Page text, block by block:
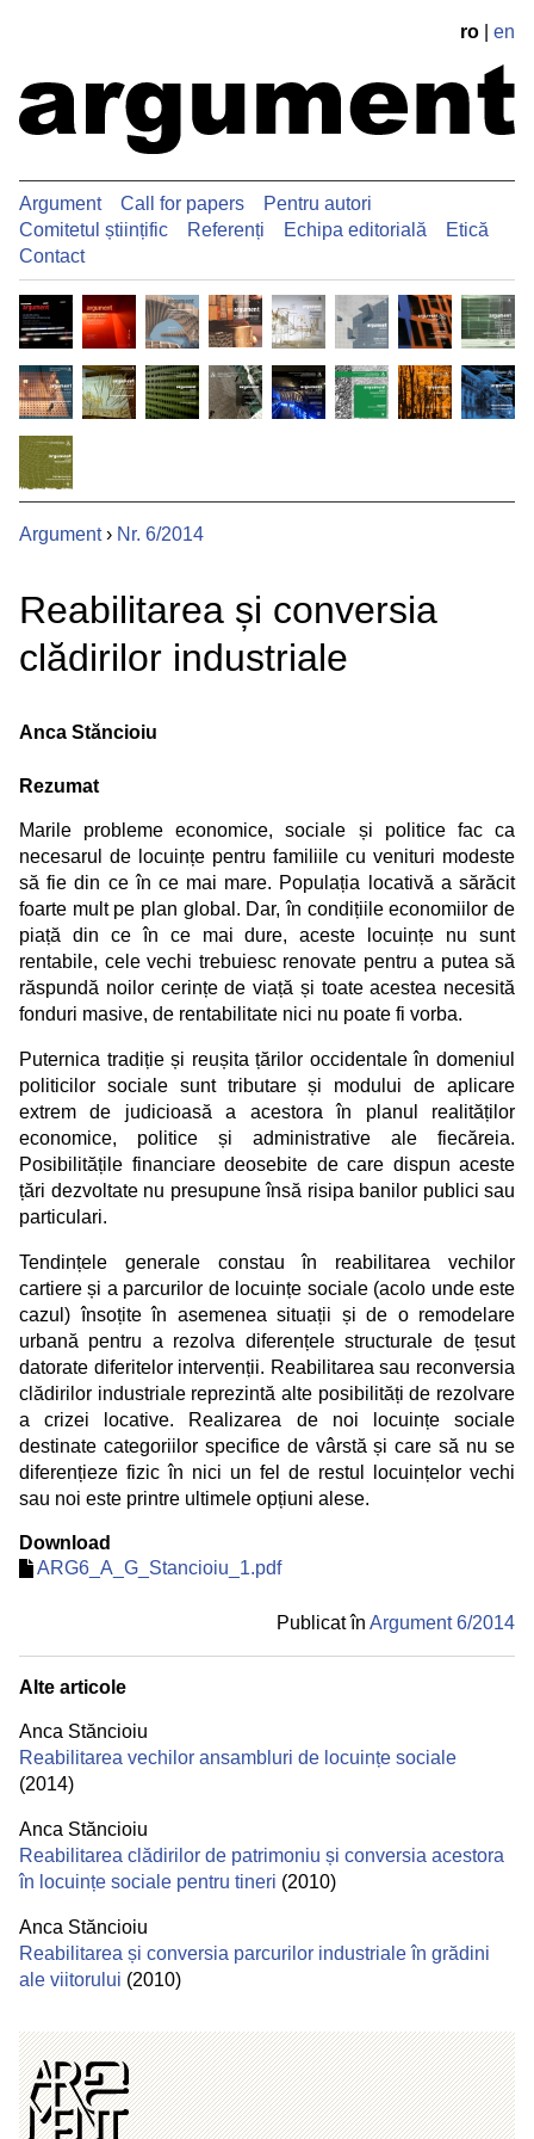
ro en
Argument Call for papers
Pentru autori
Comitetul științific
Referenți Echipa editorială
Etică
Contact
Argument› Nr. 6/2014
Reabilitarea și conversia
clădirilor industriale
Anca Stăncioiu
Rezumat
Marile probleme economice, sociale și politice fac ca
necesarul de locuințe pentru familiile cu venituri modeste
să fie din ce în ce mai mare. Populația locativă a sărăcit
foarte mult pe plan global. Dar, în condițiile economiilor de
piață din ce în ce mai dure, aceste locuințe nu sunt
rentabile, cele vechi trebuiesc renovate pentru a putea să
răspundă noilor cerințe de viață și toate acestea necesită
fonduri masive, de rentabilitate nici nu poate fi vorba.
Puternica tradiție și reușita țărilor occidentale în domeniul
politicilor sociale sunt tributare și modului de aplicare
extrem de judicioasă a acestora în planul realităților
economice, politice și administrative ale fiecăreia.
Posibilitățile financiare deosebite de care dispun aceste
țări dezvoltate nu presupune însă risipa banilor publici sau
particulari.
Tendințele generale constau în reabilitarea vechilor
cartiere și a parcurilor de locuințe sociale (acolo unde este
cazul) însoțite în asemenea situații și de o remodelare
urbană pentru a rezolva diferențele structurale de țesut
datorate diferitelor intervenții. Reabilitarea sau reconversia
clădirilor industriale reprezintă alte posibilități de rezolvare
a crizei locative. Realizarea de noi locuințe sociale
destinate categoriilor specifice de vârstă și care să nu se
diferențieze fizic în nici un fel de restul locuințelor vechi
sau noi este printre ultimele opțiuni alese.
Download
ARG6_A_G_Stancioiu_1.pdf
Publicat în Argument 6/2014
Alte articole
Anca Stăncioiu
Reabilitarea vechilor ansambluri de locuințe sociale
(2014)
Anca Stăncioiu
Reabilitarea clădirilor de patrimoniu și conversia acestora
în locuințe sociale pentru tineri (2010)
Anca Stăncioiu
Reabilitarea și conversia parcurilor industriale în grădini
ale viitorului (2010)